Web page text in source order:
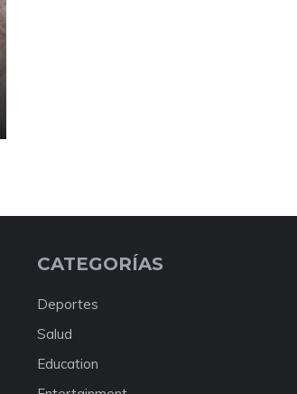
CATEGORÍAS
Deportes
Salud
Education